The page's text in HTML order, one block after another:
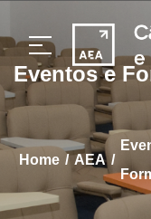
Eventos e
home / AEA /
Eventos e